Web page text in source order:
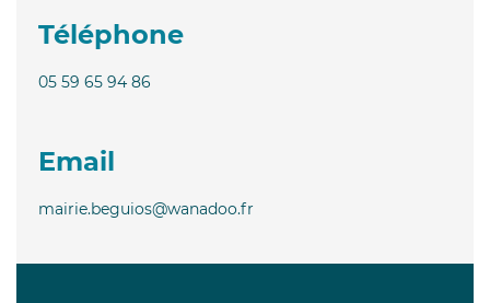
Téléphone
05 59 65 94 86
Email
mairie.beguios@wanadoo.fr